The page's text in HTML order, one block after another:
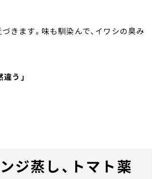
きます。味も馴染んで、イワシの臭み
う」
ジ蒸し、トマト薬